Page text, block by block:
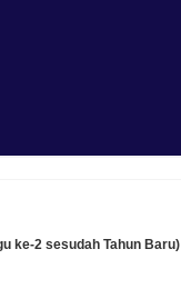
ke-2 sesudah Tahun Baru)